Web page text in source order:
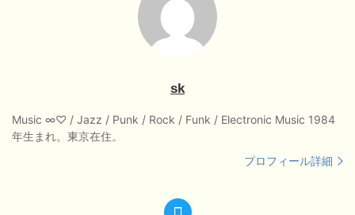
sk
Music ∞♡ / Jazz / Punk / Rock / Funk / Electronic Music 1984
年生まれ。東京在住。
プロフィール詳細